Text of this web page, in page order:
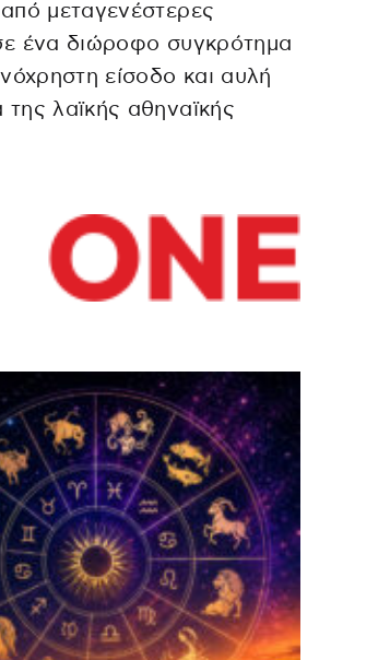
μεταγενέστερες
ένα διώροφο συγκρότημα
είσοδο και αυλή
λαϊκής αθηναϊκής